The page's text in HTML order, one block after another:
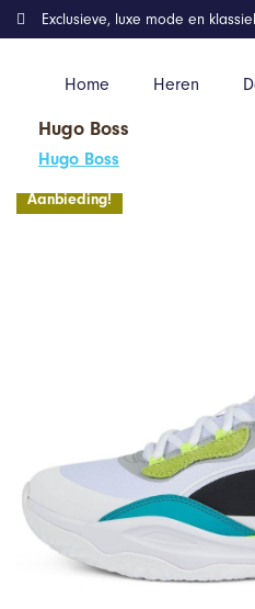
Home Heren
Exclusieve, luxe mode en
Hugo Boss
Hugo Boss
Home Kleding
Aanbieding!